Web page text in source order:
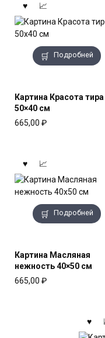
Подробней
Картина Красота тира
50×40 см
665,00 ₽
Подробней
Картина Масляная
нежность 40×50 см
665,00 ₽